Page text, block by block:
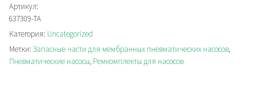
637309-
TA
Артикул:
637309-TA
Категория: Uncategorized
Метки: Запасные части для мембранных пневматических насосов,
Пневматические насосы, Ремкомплекты для насосов